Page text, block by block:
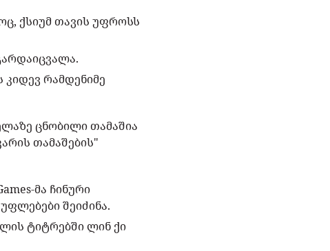
ქსიუმ თავის უფროსს
კიდევ რამდენიმე
ცნობილი თამაშია
თამაშების"
მა ჩინური
შეიძინა.
ტიტრებში ლინ ქი